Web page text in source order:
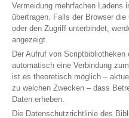
Vermeidung mehrfachen Ladens
übertragen. Falls der Browser
oder den Zugriff unterbindet,
angezeigt.
Der Aufruf von
automatisch eine Verbindung
ist es theoretisch möglich –
zu welchen Zwecken – dass
Daten erheben.
Die Datenschutzrichtlinie des